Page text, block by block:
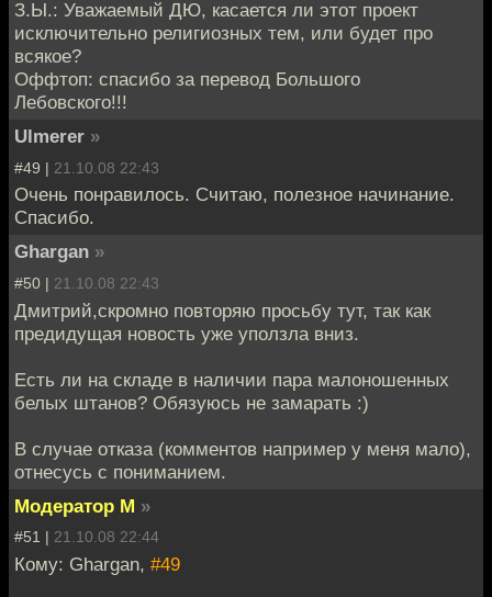
З.Ы.: Уважаемый ДЮ, касается ли этот проект
исключительно религиозных тем, или будет про
всякое?
Оффтоп: спасибо за перевод Большого
Лебовского!!!
Ulmerer »
#49 | 21.10.08 22:43
Очень понравилось. Считаю, полезное начинание.
Спасибо.
Ghargan »
#50 | 21.10.08 22:43
Дмитрий,скромно повторяю просьбу тут, так как
предидущая новость уже уползла вниз.
Есть ли на складе в наличии пара малоношенных
белых штанов? Обязуюсь не замарать :)
В случае отказа (комментов например у меня мало),
отнесусь с пониманием.
Модератор М »
#51 | 21.10.08 22:44
Кому: Ghargan, #49